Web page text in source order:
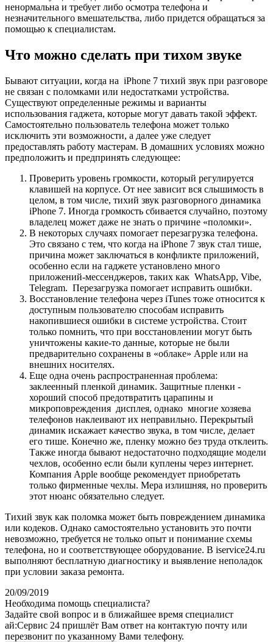
ненормальна и требует либо осмотра телефона и
незначительного вмешательства, либо придется обращаться за
помощью к специалистам.
Что можно сделать при тихом звуке
Бывают ситуации, когда на iPhone 7 тихий звук при разговоре
не связан с поломками или недостатками устройства.
Существуют определенные режимы и варианты
использования гаджета, которые могут давать такой эффект.
Самостоятельно пользователь телефона может только
исключить эти возможности, а далее уже следует
предоставлять работу мастерам. В домашних условиях можно
предположить и предпринять следующее:
Проверить уровень громкости, который регулируется
клавишей на корпусе. От нее зависит вся слышимость в
целом, в том числе, тихий звук разговорного динамика
iPhone 7. Иногда громкость сбивается случайно, поэтому
владелец может даже не знать о причине «поломки».
В некоторых случаях помогает перезагрузка телефона.
Это связано с тем, что когда на iPhone 7 звук стал тише,
причина может заключаться в конфликте приложений,
особенно если на гаджете установлено много
приложений-мессенджеров, таких как WhatsApp, Vibe,
Telegram. Перезагрузка помогает исправить ошибки.
Восстановление телефона через iTunes тоже относится к
доступным пользователю способам исправить
накопившиеся ошибки в системе устройства. Стоит
только помнить, что при восстановлении могут быть
уничтожены какие-то данные, которые не были
предварительно сохранены в «облаке» Apple или на
внешних носителях.
Еще одна очень распространенная проблема:
заклеенный пленкой динамик. Защитные пленки -
хороший способ предотвратить царапины и
микроповреждения дисплея, однако многие хозяева
телефонов наклеивают их неправильно. Перекрытый
динамик искажает качество звука, в том числе, делает
его тише. Конечно же, пленку можно без труда отклеить.
Также иногда бывают недостаточно подходящие модели
чехлов, особенно если были куплены через интернет.
Компания Apple вообще рекомендует приобретать
только фирменные чехлы. Мера излишняя, но проверить
этот нюанс обязательно следует.
Тихий звук как поломка может быть повреждением динамика
или кодеков. Однако самостоятельно установить это почти
невозможно, требуется не только опыт и понимание схемы
телефона, но и соответствующее оборудование. В iservice24.ru
выполняют бесплатную диагностику и выявление неполадок
при условии заказа ремонта.
20/09/2019
Необходима помощь специалиста?
Задайте свой вопрос и в ближайшее время специалист
ай:Сервис 24 пришлёт Вам ответ на контактую почту или
перезвонит по указанному Вами телефону.